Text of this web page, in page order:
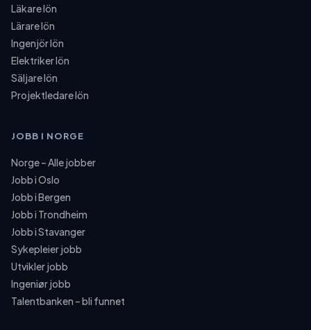
Läkare lön
Lärare lön
Ingenjör lön
Elektriker lön
Säljare lön
Projektledare lön
JOBB I NORGE
Norge – Alle jobber
Jobb i Oslo
Jobb i Bergen
Jobb i Trondheim
Jobb i Stavanger
Sykepleier jobb
Utvikler jobb
Ingeniør jobb
Talentbanken – bli funnet